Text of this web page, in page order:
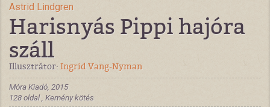
Astrid Lindgren
Harisnyás Pippi hajóra
száll
Illusztrátor: Ingrid Vang-Nyman
Móra Kiadó, 2015
128 oldal , Kemény kötés